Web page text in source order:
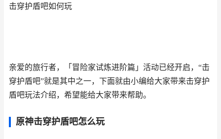
击穿护盾吧如何玩
亲爱的旅行者，「冒险家试炼进阶篇」活动已经开启，“击
穿护盾吧”就是其中之一，下面就由小编给大家带来击穿护
盾吧玩法介绍，希望能给大家带来帮助。
原神击穿护盾吧怎么玩